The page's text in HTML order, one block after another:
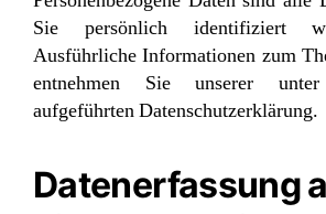
Sie persönlich identifiziert
Ausführliche Informationen zum
entnehmen Sie unserer
aufgeführten Datenschutzerklärung.
Datenerfassung